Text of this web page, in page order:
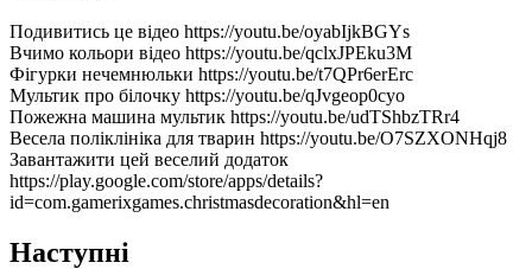
Подивитись це відео https://youtu.be/oyabIjkBGYs
Вчимо кольори відео https://youtu.be/qclxJPEku3M
Фігурки нечемнюльки https://youtu.be/t7QPr6erErc
Мультик про білочку https://youtu.be/qJvgeop0cyo
Пожежна машина мультик https://youtu.be/udTShbzTRr4
Весела поліклініка для тварин https://youtu.be/O7SZXONHqj8
Завантажити цей веселий додаток
https://play.google.com/store/apps/details?
id=com.gamerixgames.christmasdecoration&hl=en
Наступні